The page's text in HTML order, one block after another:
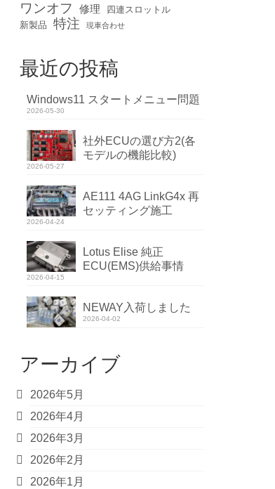
ワンオフ 修理
四連スロットル
新製品
特注 現車合わせ
最近の投稿
Windows11 スタートメニュー問題
2026-05-30
社外ECUの選び方2(各
モデルの機能比較)
2026-05-27
AE111 4AG LinkG4x 再
セッティング施工
2026-04-24
Lotus Elise 純正
ECU(EMS)供給事情
2026-04-15
NEWAY入荷しました
2026-04-02
アーカイブ
2026年5月
2026年4月
2026年3月
2026年2月
2026年1月